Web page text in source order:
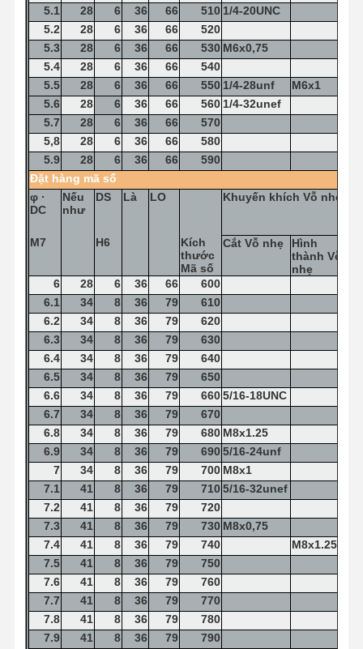
Nói Chuyện
Ngay.
khoan carbure rắn
Các cuộc tập trận súng
BTA khoan
dao phay ngón vuông
Máy nghiền góc bán kính
Máy nghiền mũi bi
Các nhà máy kết thúc thép không gỉ
Công ty kết thúc bằng nhôm
Đầu nhàm chán
Đầu nhàm chán
5.1
28 6 36 66 510 1/4-20UNC
5.2
28 6 36 66
520
5.3
28 6 36 66 530 M6x0,75
5.4
28 6 36 66
540
5.5
28 6 36 66 550 1/4-28unf
M6x1
5.6
28 6 36 66 5601/4-32unef
5.7
28 6 36 66
570
5,8
28 6 36 66
580
5.9
28 6 36 66
590
Đặt hàng mã số
φ ·
DC
Nếu
như
DS Là LO Khuyến khích Vỗ nhẹ
M7 H6
Kích
thước
Mã số
Cắt Vỗ nhẹ
Hình
thành Vỗ
nhẹ
6
28 6 36 66
600
6.1
34 8 36 79
610
6.2
34 8 36 79
620
6.3
34 8 36 79
630
6.4
34 8 36 79
640
6.5
34 8 36 79
650
6.6
34 8 36 79 6605/16-18UNC
6.7
34 8 36 79
670
6.8
34 8 36 79 680 M8x1.25
6.9
34 8 36 79 6905/16-24unf
7
34 8 36 79 700 M8x1
7.1
41 8 36 79 7105/16-32unef
7.2
41 8 36 79
720
7.3
41 8 36 79 730 M8x0,75
7.4
41 8 36 79 740
M8x1.25
7.5
41 8 36 79
750
7.6
41 8 36 79
760
7.7
41 8 36 79
770
7.8
41 8 36 79
780
7.9
41 8 36 79
790